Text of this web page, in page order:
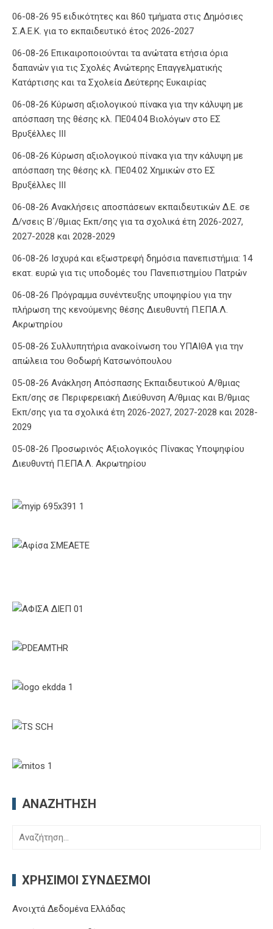
06-08-26 95 ειδικότητες και 860 τμήματα στις Δημόσιες
Σ.Α.Ε.Κ. για το εκπαιδευτικό έτος 2026-2027
06-08-26 Επικαιροποιούνται τα ανώτατα ετήσια όρια
δαπανών για τις Σχολές Ανώτερης Επαγγελματικής
Κατάρτισης και τα Σχολεία Δεύτερης Ευκαιρίας
06-08-26 Κύρωση αξιολογικού πίνακα για την κάλυψη με
απόσπαση της θέσης κλ. ΠΕ04.04 Βιολόγων στο ΕΣ
Βρυξέλλες ΙΙΙ
06-08-26 Κύρωση αξιολογικού πίνακα για την κάλυψη με
απόσπαση της θέσης κλ. ΠΕ04.02 Χημικών στο ΕΣ
Βρυξέλλες ΙΙΙ
06-08-26 Ανακλήσεις αποσπάσεων εκπαιδευτικών Δ.Ε. σε
Δ/νσεις Β΄/θμιας Εκπ/σης για τα σχολικά έτη 2026-2027,
2027-2028 και 2028-2029
06-08-26 Ισχυρά και εξωστρεφή δημόσια πανεπιστήμια: 14
εκατ. ευρώ για τις υποδομές του Πανεπιστημίου Πατρών
06-08-26 Πρόγραμμα συνέντευξης υποψηφίου για την
πλήρωση της κενούμενης θέσης Διευθυντή Π.ΕΠΑ.Λ.
Ακρωτηρίου
05-08-26 Συλλυπητήρια ανακοίνωση του ΥΠΑΙΘΑ για την
απώλεια του Θοδωρή Κατσωνόπουλου
05-08-26 Ανάκληση Απόσπασης Εκπαιδευτικού Α/θμιας
Εκπ/σης σε Περιφερειακή Διεύθυνση Α/θμιας και Β/θμιας
Εκπ/σης για τα σχολικά έτη 2026-2027, 2027-2028 και 2028-
2029
05-08-26 Προσωρινός Αξιολογικός Πίνακας Υποψηφίου
Διευθυντή Π.ΕΠΑ.Λ. Ακρωτηρίου
ΑΝΑΖΉΤΗΣΗ
Αναζήτηση
ΧΡΉΣΙΜΟΙ ΣΎΝΔΕΣΜΟΙ
Ανοιχτά Δεδομένα Ελλάδας